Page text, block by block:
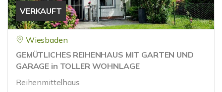
VERKAUFT
Wiesbaden
GEMÜTLICHES REIHENHAUS MIT GARTEN UND
GARAGE in TOLLER WOHNLAGE
Reihenmittelhaus